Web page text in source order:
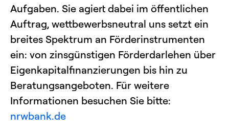
Aufgaben. Sie agiert dabei im öffentlichen
Auftrag, wettbewerbsneutral uns setzt ein
breites Spektrum an Förderinstrumenten
ein: von zinsgünstigen Förderdarlehen über
Eigenkapitalfinanzierungen bis hin zu
Beratungsangeboten. Für weitere
Informationen besuchen Sie bitte:
nrwbank.de